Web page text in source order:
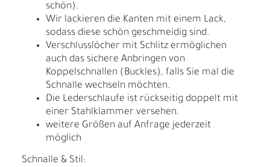
schön).
Wir lackieren die Kanten mit einem Lack,
sodass diese schön geschmeidig sind.
Verschlusslöcher mit Schlitz ermöglichen
auch das sichere Anbringen von
Koppelschnallen (Buckles), falls Sie mal die
Schnalle wechseln möchten.
Die Lederschlaufe ist rückseitig doppelt mit
einer Stahlklammer versehen.
weitere Größen auf Anfrage jederzeit
möglich
Schnalle & Stil: